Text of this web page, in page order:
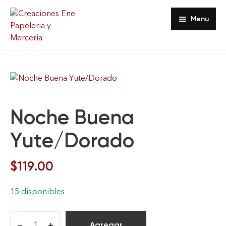
Menu
Tienda
Contacto
Favoritos
Mi Cuenta
Noche Buena
Yute/Dorado
$119.00
15 disponibles